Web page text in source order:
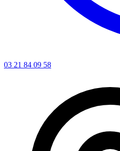
03 21 84 09 58